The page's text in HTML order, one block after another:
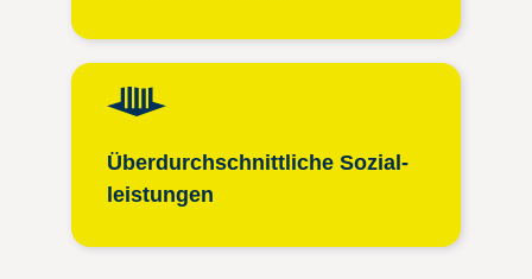
Überdurch­schnittliche Sozial­
leistungen